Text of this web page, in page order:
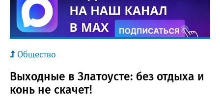
Общество
Выходные в Златоусте: без отдыха и
конь не скачет!